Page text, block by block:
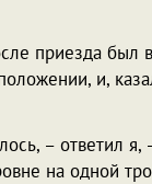
приезда был
и,
– ответил я,
на одной